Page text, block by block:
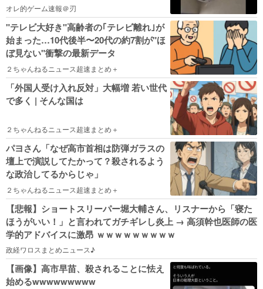
オレ的ゲーム速報＠刃
"テレビ大好き"高齢者の｢テレビ離れ｣が
始まった…10代後半〜20代の約7割が"ほ
ぼ見ない"衝撃の最新データ
２ちゃんねるニュース超速まとめ＋
「外国人受け入れ反対」大幅増 若い世代
で多く | そんな国は
２ちゃんねるニュース超速まとめ＋
パヨさん「なぜ高市首相は防弾ガラスの
壇上で演説してたかって？殺されるよう
な政治してるからじゃ」
２ちゃんねるニュース超速まとめ＋
【悲報】ショートスリーパー堀大輔さん、リスナーから「寝た
ほうがいい！」と言われてガチギレし炎上 → 高須幹也医師の医
学的アドバイスに激昂 ｗｗｗｗｗｗｗｗｗ
政経ワロスまとめニュース♪
【画像】高市早苗、殺されることに怯え
始めるwwwwwwwww